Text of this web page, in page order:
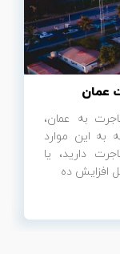
عمان
به عمان،
به این موارد
دارید، یا
افزایش ده